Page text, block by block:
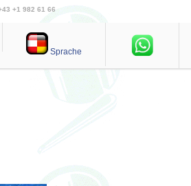
+1 982 61 66
Sprache